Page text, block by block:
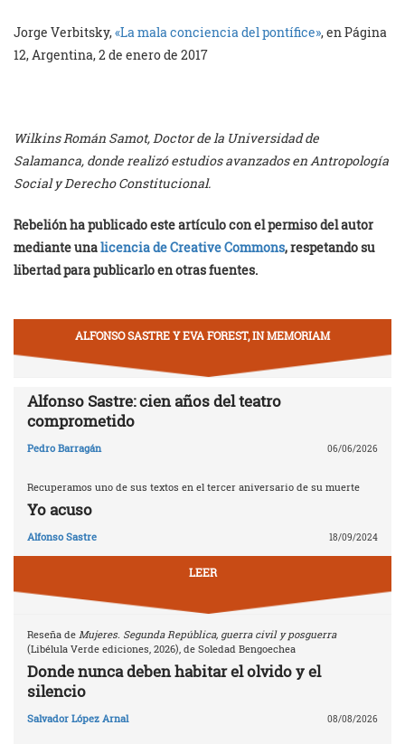
Jorge Verbitsky,«La mala conciencia del pontífice», en Página
12, Argentina, 2 de enero de 2017
Wilkins Román Samot, Doctor de la Universidad de
Salamanca, donde realizó estudios avanzados en Antropología
Social y Derecho Constitucional.
Rebelión ha publicado este artículo con el permiso del autor
mediante unalicencia de Creative Commons, respetando su
libertad para publicarlo en otras fuentes.
ALFONSO SASTRE Y EVA FOREST, IN MEMORIAM
Alfonso Sastre: cien años del teatro
comprometido
Pedro Barragán 06/06/2026
Recuperamos uno de sus textos en el tercer aniversario de su muerte
Yo acuso
Alfonso Sastre 18/09/2024
LEER
Reseña de Mujeres. Segunda República, guerra civil y posguerra
(Libélula Verde ediciones, 2026), de Soledad Bengoechea
Donde nunca deben habitar el olvido y el
silencio
Salvador López Arnal 08/08/2026